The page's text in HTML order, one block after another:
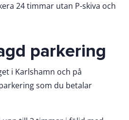
24 timmar utan P-skiva och
parkering
i Karlshamn och på
som du betalar